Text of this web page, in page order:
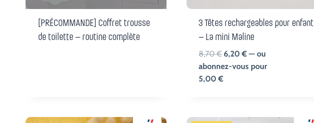
[PRÉCOMMANDE] Coffret trousse
de toilette – routine complète
3 Têtes rechargeables pour enfant
– La mini Maline
8,70€ Le
prix
6,20 €Le
prix
— ou
abonnez-vous pour
5,00 €